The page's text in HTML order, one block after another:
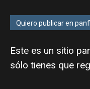
Quiero publicar en
Este es un sitio
sólo tienes que